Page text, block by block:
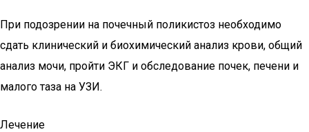
При подозрении на почечный поликистоз необходимо
сдать клинический и биохимический анализ крови, общий
анализ мочи, пройти ЭКГ и обследование почек, печени и
малого таза на УЗИ.
Лечение